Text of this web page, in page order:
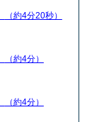
（約4分20秒）
（約4分）
（約4分）